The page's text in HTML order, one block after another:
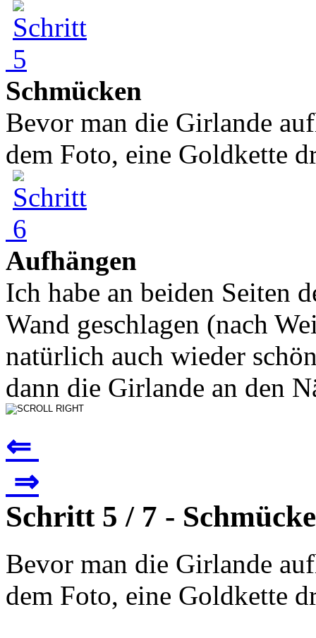
Schmücken
Bevor man die Girlande
dem Foto, eine Goldkette
Aufhängen
Ich habe an beiden Seiten
Wand geschlagen (nach
natürlich auch wieder
dann die Girlande an den
⇐
⇒
Schritt 5 / 7 -
Bevor man die Girlande
dem Foto, eine Goldkette